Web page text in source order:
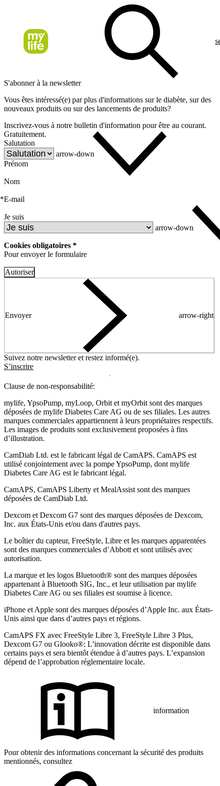
S'abonner à la newsletter
Vous êtes intéressé(e) par plus d'informations sur le diabète, sur des
nouveaux produits ou sur des lancements de produits?
Inscrivez-vous à notre bulletin d'information pour être au courant.
Gratuitement.
Salutation
arrow-down
Prénom
Nom
*E-mail
Je suis
arrow-down
Cookies obligatoires *
Pour envoyer le formulaire
Autoriser
Envoyer arrow-right
Suivez notre newsletter et restez informé(e).
S’inscrire
Clause de non-responsabilité:
mylife, YpsoPump, myLoop, Orbit et myOrbit sont des marques
déposées de mylife Diabetes Care AG ou de ses filiales. Les autres
marques commerciales appartiennent à leurs propriétaires respectifs.
Les images de produits sont exclusivement proposées à fins
d’illustration.
CamDiab Ltd. est le fabricant légal de CamAPS. CamAPS est
utilisé conjointement avec la pompe YpsoPump, dont mylife
Diabetes Care AG est le fabricant légal.
CamAPS, CamAPS Liberty et MealAssist sont des marques
déposées de CamDiab Ltd.
Dexcom et Dexcom G7 sont des marques déposées de Dexcom,
Inc. aux États-Unis et/ou dans d'autres pays.
Le boîtier du capteur, FreeStyle, Libre et les marques apparentées
sont des marques commerciales d’Abbott et sont utilisés avec
autorisation.
La marque et les logos Bluetooth® sont des marques déposées
appartenant à Bluetooth SIG, Inc., et leur utilisation par mylife
Diabetes Care AG ou ses filiales est soumise à licence.
iPhone et Apple sont des marques déposées d’Apple Inc. aux États-
Unis ainsi que dans d’autres pays et régions.
CamAPS FX avec FreeStyle Libre 3, FreeStyle Libre 3 Plus,
Dexcom G7 ou Glooko®: L’innovation décrite est disponible dans
certains pays et sera bientôt étendue à d’autres pays. L’expansion
dépend de l’approbation réglementaire locale.
information
Pour obtenir des informations concernant la sécurité des produits
mentionnés, consultez